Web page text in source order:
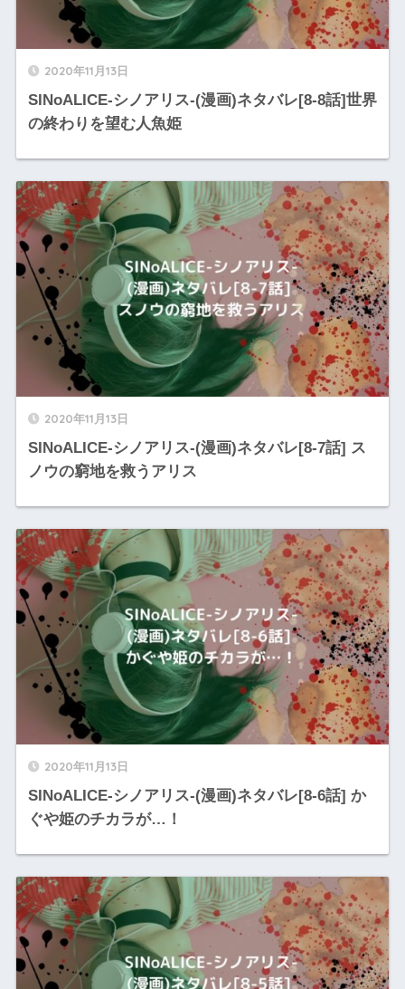
2020年11月13日
SINoALICE-シノアリス-(漫画)ネタバレ[8-8話]世界
の終わりを望む人魚姫
2020年11月13日
SINoALICE-シノアリス-(漫画)ネタバレ[8-7話] ス
ノウの窮地を救うアリス
2020年11月13日
SINoALICE-シノアリス-(漫画)ネタバレ[8-6話] か
ぐや姫のチカラが…！